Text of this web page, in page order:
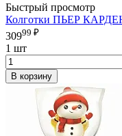
Быстрый просмотр
Колготки ПЬЕР
30999 ₽
1 шт
В корзину